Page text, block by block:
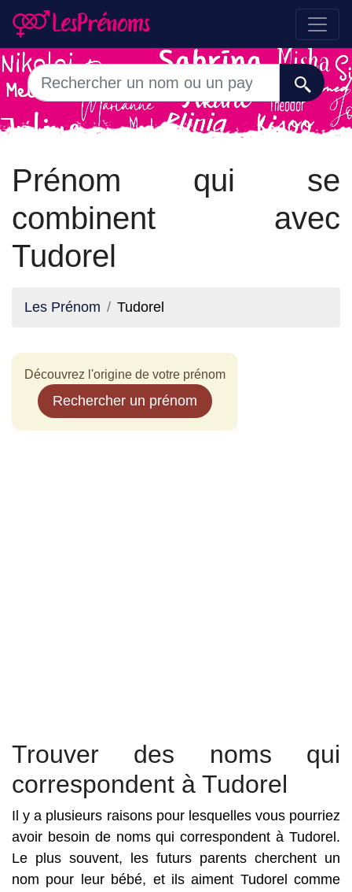
Prénom qui se
combinent avec
Tudorel
Les Prénom Tudorel
Découvrez l'origine de votre prénom
Rechercher un prénom
Trouver des noms qui
correspondent à Tudorel
Il y a plusieurs raisons pour lesquelles vous pourriez
avoir besoin de noms qui correspondent à Tudorel.
Le plus souvent, les futurs parents cherchent un
nom pour leur bébé, et ils aiment Tudorel comme